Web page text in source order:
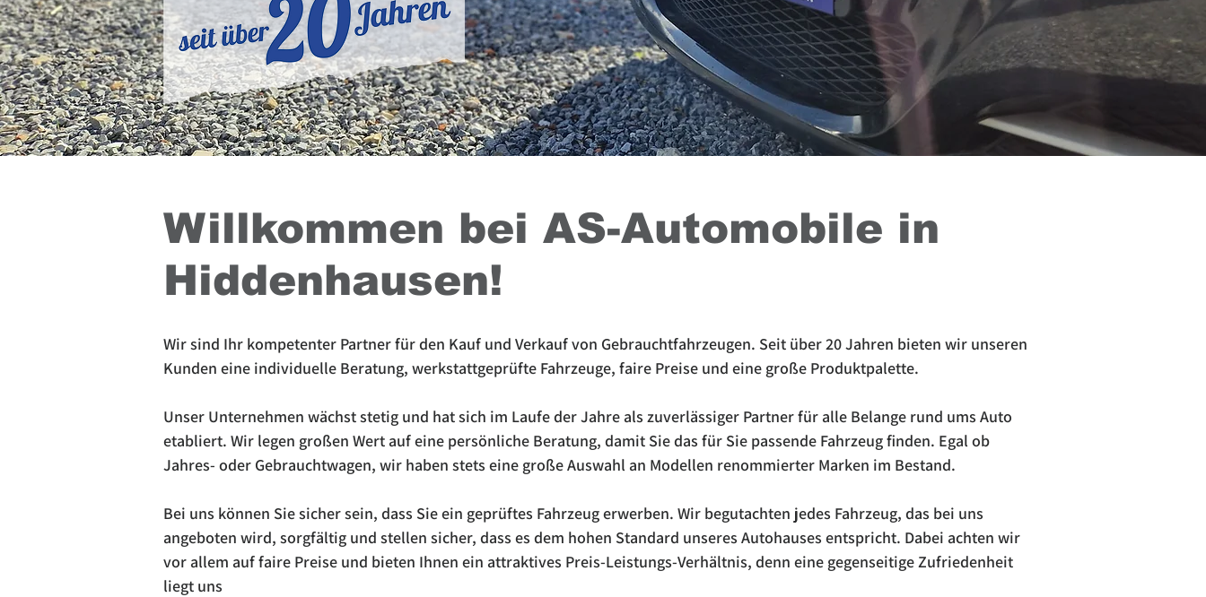
Willkommen bei AS-Automobile in
Hiddenhausen!
Wir sind Ihr kompetenter Partner für den Kauf und Verkauf von Gebrauchtfahrzeugen. Seit über 20 Jahren bieten wir unseren
Kunden eine individuelle Beratung, werkstattgeprüfte Fahrzeuge, faire Preise und eine große Produktpalette.
Unser Unternehmen wächst stetig und hat sich im Laufe der Jahre als zuverlässiger Partner für alle Belange rund ums Auto
etabliert. Wir legen großen Wert auf eine persönliche Beratung, damit Sie das für Sie passende Fahrzeug finden. Egal ob
Jahres- oder Gebrauchtwagen, wir haben stets eine große Auswahl an Modellen renommierter Marken im Bestand.
Bei uns können Sie sicher sein, dass Sie ein geprüftes Fahrzeug erwerben. Wir begutachten jedes Fahrzeug, das bei uns
angeboten wird, sorgfältig und stellen sicher, dass es dem hohen Standard unseres Autohauses entspricht. Dabei achten wir
vor allem auf faire Preise und bieten Ihnen ein attraktives Preis-Leistungs-Verhältnis, denn eine gegenseitige Zufriedenheit
liegt uns